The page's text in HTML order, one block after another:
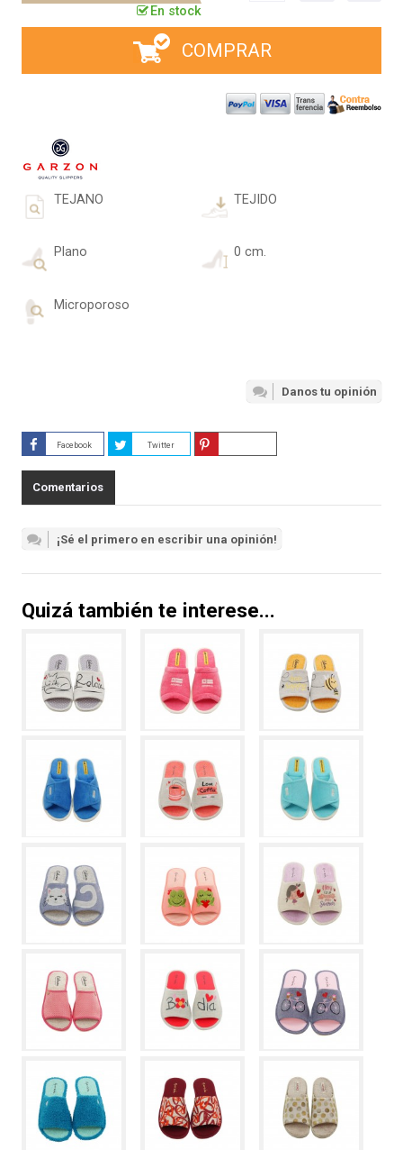
En stock
COMPRAR
TEJANO TEJIDO
Plano 0 cm.
Microporoso
Danos tu opinión
Facebook Twitter
Comentarios
¡Sé el primero en escribir una opinión!
Quizá también te interese...